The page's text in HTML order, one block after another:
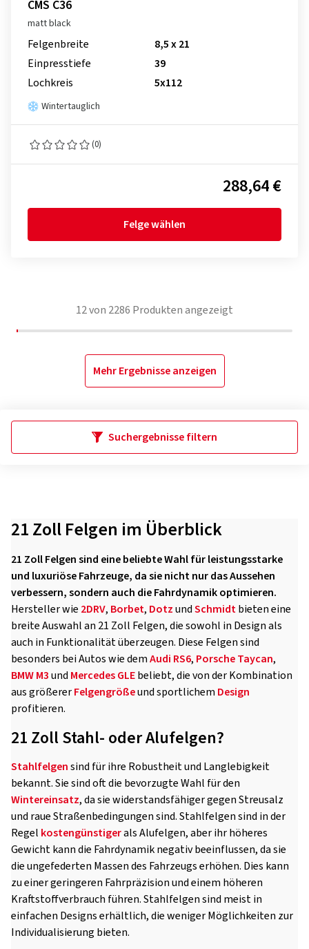
CMS C36
matt black
Felgenbreite
8,5 x 21
Einpresstiefe
39
Lochkreis
5x112
Wintertauglich
(0)
288,64 €
Felge wählen
12von 2286 Produkten angezeigt
Mehr Ergebnisse anzeigen
Suchergebnisse filtern
21 Zoll Felgen im Überblick
21 Zoll Felgen sind eine beliebte Wahl für leistungsstarke
und luxuriöse Fahrzeuge, da sie nicht nur das Aussehen
verbessern, sondern auch die Fahrdynamik optimieren.
Hersteller wie 2DRV, Borbet, DotzundSchmidtbieten eine
breite Auswahl an 21 Zoll Felgen, die sowohl in Design als
auch in Funktionalität überzeugen. Diese Felgen sind
besonders bei Autos wie demAudi RS6, Porsche Taycan,
BMW M3und Mercedes GLEbeliebt, die von der Kombination
aus größererFelgengrößeund sportlichem Design
profitieren.
21 Zoll Stahl- oder Alufelgen?
Stahlfelgensind für ihre Robustheit und Langlebigkeit
bekannt. Sie sind oft die bevorzugte Wahl für den
Wintereinsatz, da sie widerstandsfähiger gegen Streusalz
und raue Straßenbedingungen sind. Stahlfelgen sind in der
Regel kostengünstigerals Alufelgen, aber ihr höheres
Gewicht kann die Fahrdynamik negativ beeinflussen, da sie
die ungefederten Massen des Fahrzeugs erhöhen. Dies kann
zu einer geringeren Fahrpräzision und einem höheren
Kraftstoffverbrauch führen. Stahlfelgen sind meist in
einfachen Designs erhältlich, die weniger Möglichkeiten zur
Individualisierung bieten.